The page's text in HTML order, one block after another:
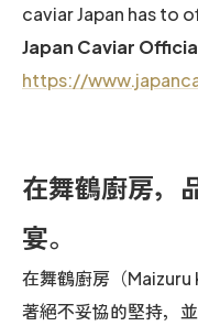
caviar Japan has to
Japan Caviar
https://
在舞鶴廚房，
宴。
在舞鶴廚房（
著絕不妥協的堅持，